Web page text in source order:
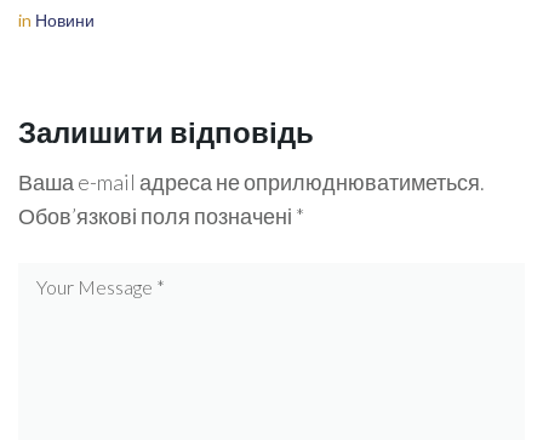
in Новини
Залишити відповідь
Ваша e-mail адреса не оприлюднюватиметься.
Обов’язкові поля позначені *